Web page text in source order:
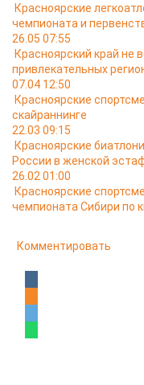
Красноярские
чемпионата и
26.05 07:55
Красноярский край не
привлекательных
07.04 12:50
Красноярские
скайраннинге
22.03 09:15
Красноярские
России в женской
26.02 01:00
Красноярские
чемпионата Сибири по
Комментировать